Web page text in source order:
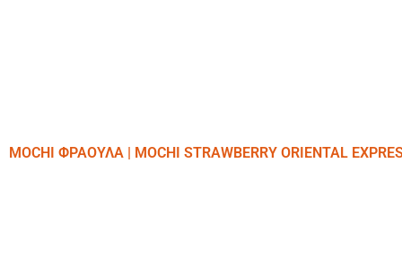
MOCHI ΦΡΑΟΥΛΑ | MOCHI STRAWBERRY ORIENTAL